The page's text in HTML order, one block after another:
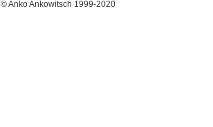
© Anko Ankowitsch 1999-2020